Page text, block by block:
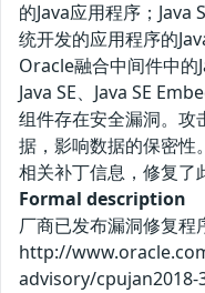
的Java应用程序；
统开发的应用程序的
Oracle融合中间件中的
Java SE、Java SE
组件存在安全漏洞。攻
据，影响数据的保密性
相关补丁信息，修复了
Formal description
厂商已发布漏洞修复程
http://
advisory/cpujan2018-